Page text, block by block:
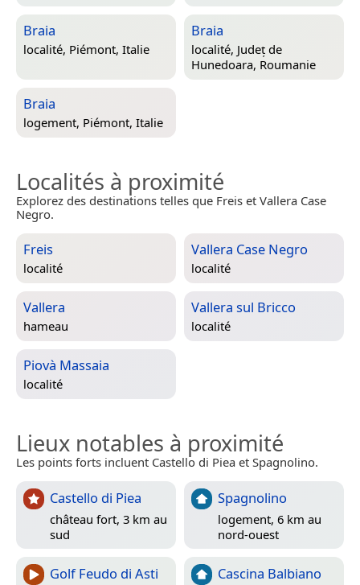
Braia
localité, Piémont, Italie
Braia
localité, Județ de
Hunedoara, Roumanie
Braia
logement, Piémont, Italie
Localités à proximité
Explorez des destinations telles que Freis et Vallera Case
Negro.
Freis
localité
Vallera Case Negro
localité
Vallera
hameau
Vallera sul Bricco
localité
Piovà Massaia
localité
Lieux notables à proximité
Les points forts incluent Castello di Piea et Spagnolino.
Castello di Piea
château fort, 3 km au
sud
Spagnolino
logement, 6 km au
nord-ouest
Golf Feudo di Asti Cascina Balbiano